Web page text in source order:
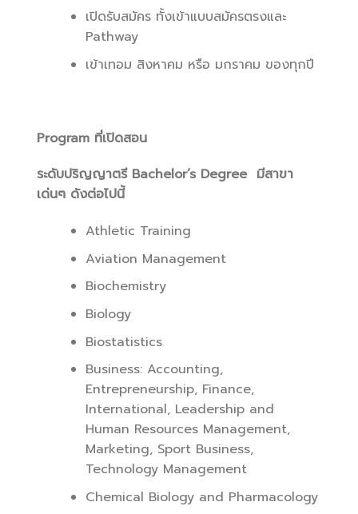
เปิดรับสมัคร ทั้งเข้าแบบสมัครตรงและ
Pathway
เข้าเทอม สิงหาคม หรือ มกราคม ของทุกปี
Program ที่เปิดสอน
ระดับปริญญาตรี Bachelor’s Degree มีสาขา
เด่นๆ ดังต่อไปนี้
Athletic Training
Aviation Management
Biochemistry
Biology
Biostatistics
Business: Accounting,
Entrepreneurship, Finance,
International, Leadership and
Human Resources Management,
Marketing, Sport Business,
Technology Management
Chemical Biology and Pharmacology